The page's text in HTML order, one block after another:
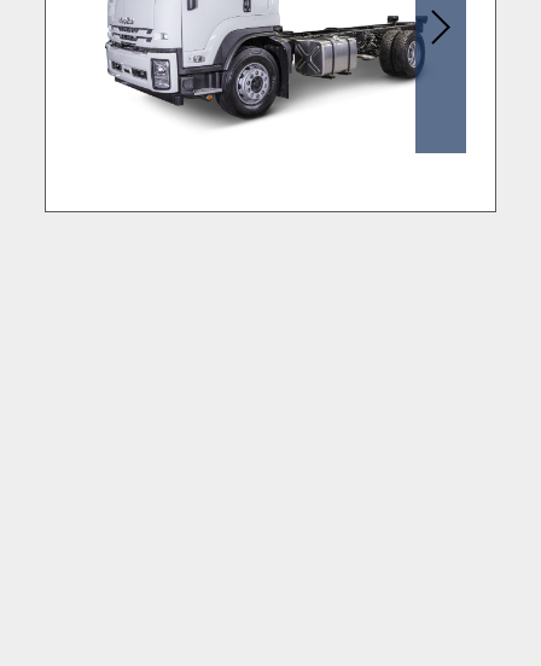
Следующее